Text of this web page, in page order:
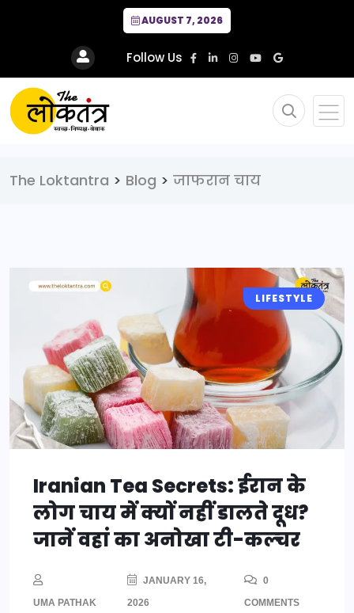
AUGUST 7, 2026
Follow Us
The Loktantra > Blog > जाफरान चाय
LIFESTYLE
Iranian Tea Secrets: ईरान के
लोग चाय में क्यों नहीं डालते दूध?
जानें वहां का अनोखा टी-कल्चर
UMA PATHAK
JANUARY 16,
2026
0
COMMENTS